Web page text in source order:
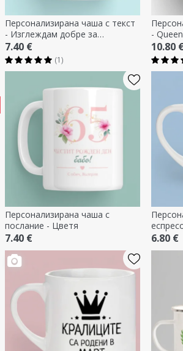
Персонализирана чаша с текст
- Изглеждам добре за
възрастта си
7.40 €
(1)
-
10.80
Персонализирана чаша с
послание - Цветя
7.40 € 6.80 €